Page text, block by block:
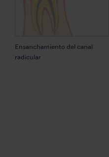
Ensanchamiento del canal
radicular